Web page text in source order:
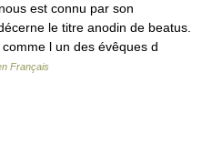
est connu par son
le titre anodin de beatus.
l un des évêques d
Français